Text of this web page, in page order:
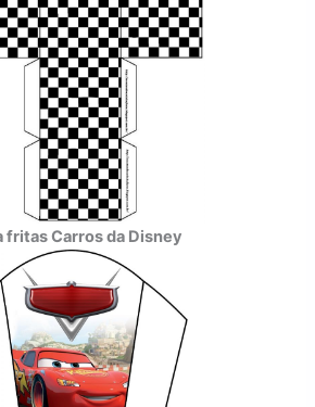
fritas Carros da Disney